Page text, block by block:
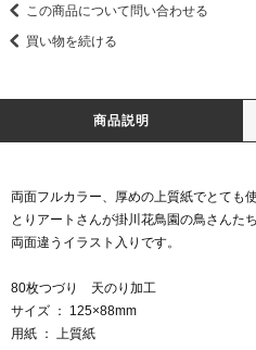
この商品について問い合わせる
買い物を続ける
商品説明
両面フルカラー、厚めの上質紙でとても
とりアートさんが掛川花鳥園の鳥さんた
両面違うイラスト入りです。
80枚つづり 天のり加工
サイズ ： 125×88mm
用紙 ： 上質紙